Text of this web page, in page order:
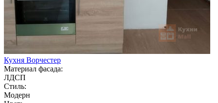
Кухня Ворчестер
Материал фасада:
ЛДСП
Стиль:
Модерн